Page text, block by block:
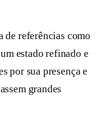
de referências como
estado refinado e
por sua presença e
grandes